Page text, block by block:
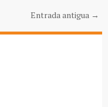
Entrada antigua →